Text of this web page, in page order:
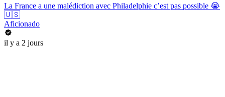
La France a une malédiction avec Philadelphie c’est pas possible 😭
🇺🇸
Aficionado
il y a 2 jours